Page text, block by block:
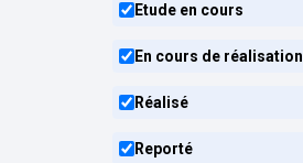
Etude en cours
En cours de réalisation
Réalisé
Reporté